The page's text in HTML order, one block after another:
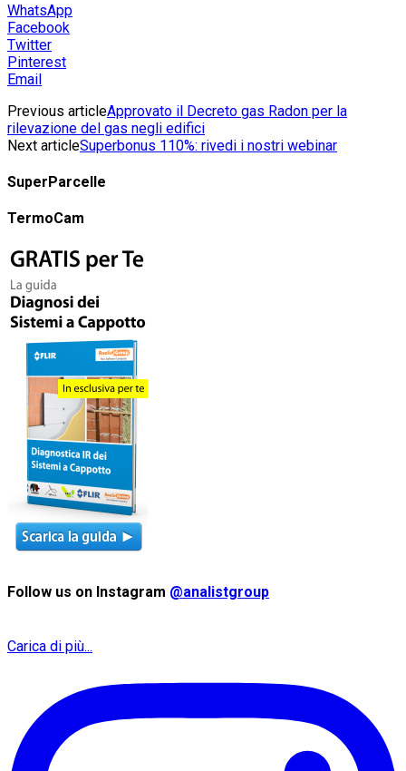
WhatsApp
Facebook
Twitter
Pinterest
Email
Previous articleApprovato il Decreto gas Radon per la
rilevazione del gas negli edifici
Next articleSuperbonus 110%: rivedi i nostri webinar
SuperParcelle
TermoCam
Follow us on Instagram @analistgroup
Carica di più...